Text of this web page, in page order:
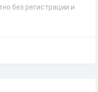
без регистрации и